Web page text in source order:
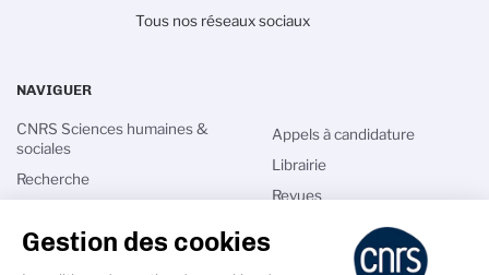
Tous nos réseaux sociaux
NAVIGUER
CNRS Sciences humaines &
sociales
Recherche
International
Talents
Appels à candidature
Librairie
Revues
Gestion des cookies